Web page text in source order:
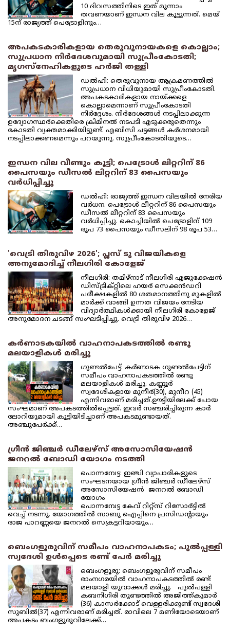
10 ദിവസത്തിനിടെ ഇത് മൂന്നാം
തവണയാണ് ഇന്ധന വില കൂട്ടുന്നത്. മെയ്
15ന് രാജ്യത്ത് പെട്രോളിനും…
അപകടകാരികളായ തെരുവുനായകളെ കൊല്ലാം;
സുപ്രധാന നിര്‍ദേശവുമായി സുപ്രീംകോടതി;
മൃഗസ്‌നേഹികളുടെ ഹര്‍ജി തള്ളി
ഡല്‍ഹി: തെരുവുനായ ആക്രമണത്തില്‍
സുപ്രധാന വിധിയുമായി സുപ്രീംകോടതി.
അപകടകാരികളായ നായ്ക്കളെ
കൊല്ലാമെന്നാണ് സുപ്രീംകോടതി
നിര്‍ദ്ദേശം. നിര്‍ദേശങ്ങള്‍ നടപ്പിലാക്കുന്ന
ഉദ്യോഗസ്ഥര്‍ക്കെതിരെ ക്രിമിനല്‍ നടപടി എടുക്കരുതെന്നും
കോടതി വ്യക്തമാക്കിയിട്ടുണ്ട്. എബിസി ചട്ടങ്ങള്‍ കര്‍ശനമായി
നടപ്പിലാക്കണമെന്നും പറയുന്നു. സുപ്രീംകോടതിയുടെ…
ഇന്ധന വില വീണ്ടും കൂട്ടി; പെട്രോള്‍ ലിറ്ററിന് 86
പൈസയും ഡീസല്‍ ലിറ്ററിന് 83 പൈസയും
വര്‍ധിപ്പിച്ചു
ഡല്‍ഹി: രാജ്യത്ത് ഇന്ധന വിലയില്‍ നേരിയ
വര്‍ധന. പെട്രോള്‍ ലീറ്ററിന് 86 പൈസയും
ഡീസല്‍ ലീറ്ററിന് 83 പൈസയും
വര്‍ധിപ്പിച്ചു. കൊച്ചിയില്‍ പെട്രോളിന് 109
രൂപ 73 പൈസയും ഡീസലിന് 98 രൂപ 53…
'വെട്രി തിരുവിഴ 2026'; പ്ലസ് ടു വിജയികളെ
അനുമോദിച്ച് നീലഗിരി കോളേജ്
നീലഗിരി: തമിഴ്‌നാട് നീലഗിരി എജുക്കേഷന്‍
ഡിസ്ട്രിക്റ്റിലെ ഹയര്‍ സെക്കന്‍ഡറി
പരീക്ഷകളില്‍ 80 ശതമാനത്തിനു മുകളില്‍
മാര്‍ക്ക് വാങ്ങി ഉന്നത വിജയം നേടിയ
വിദ്യാര്‍ത്ഥികള്‍ക്കായി നീലഗിരി കോളേജ്
അനുമോദന ചടങ്ങ് സംഘടിപ്പിച്ചു. വെട്രി തിരുവിഴ 2026…
കര്‍ണാടകയില്‍ വാഹനാപകടത്തില്‍ രണ്ടു
മലയാളികള്‍ മരിച്ചു
ഗുണ്ടല്‍പേട്ട്: കര്‍ണാടക ഗുണ്ടല്‍പേട്ടിന്
സമീപം വാഹനാപകടത്തില്‍ രണ്ടു
മലയാളികള്‍ മരിച്ചു. കണ്ണൂര്‍
സ്വദേശികളായ മുനീര്‍(30), മുനീറ (45)
എന്നിവരാണ് മരിച്ചത്.ഊട്ടിയിലേക്ക് പോയ
സംഘമാണ് അപകടത്തില്‍പ്പെട്ടത്. ഇവര്‍ സഞ്ചരിച്ചിരുന്ന കാര്‍
ലോറിയുമായി കൂട്ടിയിടിച്ചാണ് അപകടമുണ്ടായത്.
അഞ്ചുപേര്‍ക്ക്…
ഗ്രീന്‍ ജിഞ്ചര്‍ ഡീലേഴ്‌സ് അസോസിയേഷന്‍
ജനറല്‍ ബോഡി യോഗം നടത്തി
പൊന്നമ്പേട്ട: ഇഞ്ചി വ്യാപാരികളുടെ
സംഘടനയായ ഗ്രീന്‍ ജിഞ്ചര്‍ ഡീലേഴ്‌സ്
അസോസിയേഷന്‍ ജനറല്‍ ബോഡി
യോഗം
പൊന്നമ്പേട്ട കേവ് റിറ്റ്‌സ് റിസോര്‍ട്ടില്‍
വെച്ച് നടന്നു. യോഗത്തില്‍ സാബു ഐപ്പിനെ പ്രസിഡന്റായും
രാജ പാറണ്ണയെ ജനറല്‍ സെക്രട്ടറിയായും…
ബെംഗളൂരുവിന് സമീപം വാഹനാപകടം; പുല്‍പ്പള്ളി
സ്വദേശി ഉള്‍പ്പെടെ രണ്ട് പേര്‍ മരിച്ചു
ബെംഗളൂരു: ബെംഗളൂരുവിന് സമീപം
രാംനഗരയില്‍ വാഹനാപകടത്തില്‍ രണ്ട്
മലയാളി യുവാക്കള്‍ മരിച്ചു. പുല്‍പള്ളി
കബനിഗിരി തുണ്ടത്തില്‍ അജിത്ത്കുമാര്‍
(36) കാസര്‍ക്കോട് വെള്ളരിക്കുണ്ട് സ്വദേശി
സുബില്‍(37) എന്നിവരാണ് മരിച്ചത്. രാവിലെ 7 മണിയോടെയാണ്
അപകടം ബംഗളൂരുവിലേക്ക്…